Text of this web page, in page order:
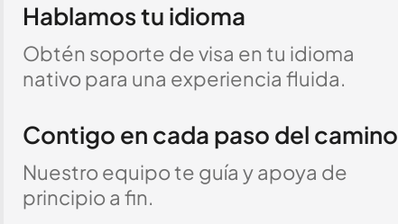
Hablamos tu idioma
Obtén soporte de visa en tu idioma
nativo para una experiencia fluida.
Contigo en cada paso del camino
Nuestro equipo te guía y apoya de
principio a fin.